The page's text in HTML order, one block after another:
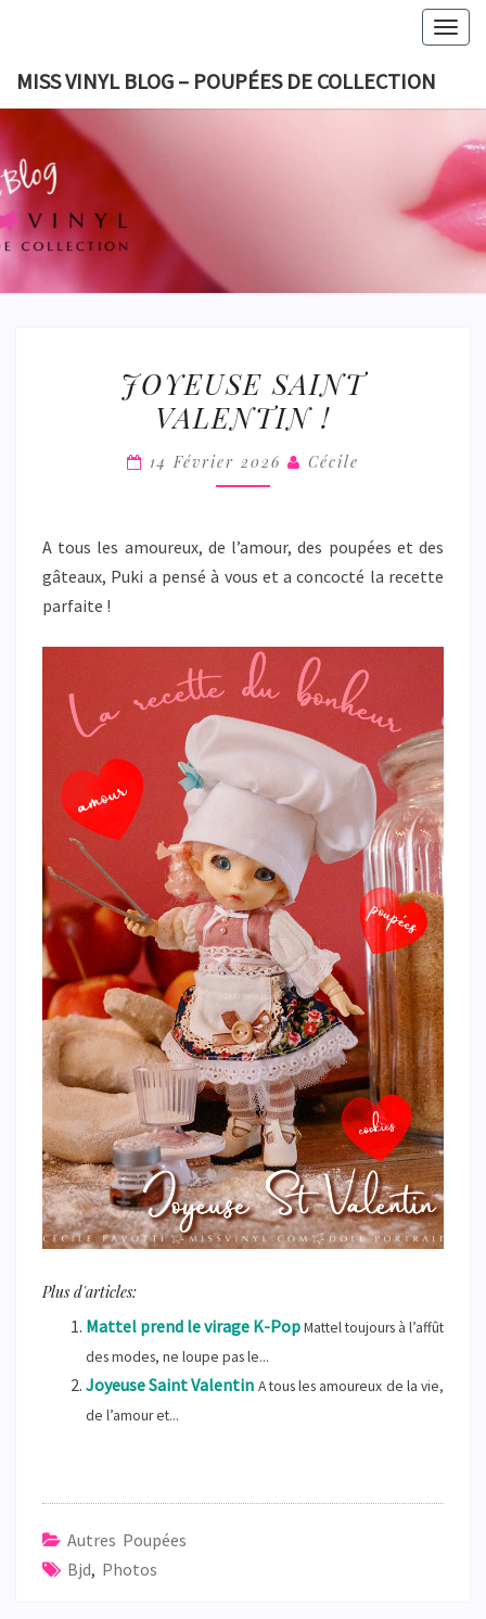
content
MISS VINYL BLOG – POUPÉES DE COLLECTION
MISS
BLOG
SAINT
VALENTIN
JOYEUSE SAINT
VALENTIN !
14 Février 2026 Cécile
A tous les amoureux, de l’amour, des poupées et des
gâteaux, Puki a pensé à vous et a concocté la recette
parfaite !
Plus d'articles:
Mattel prend le virage K-PopMattel toujours à l’affût
des modes, ne loupe pas le...
Joyeuse Saint Valentin A tous les amoureux de la vie,
de l’amour et...
Autres Poupées
Bjd, Photos